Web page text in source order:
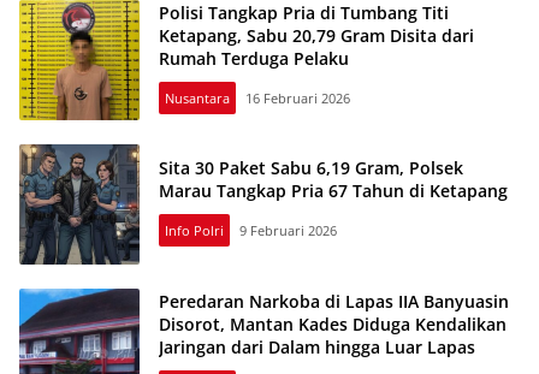
Polisi Tangkap Pria di Tumbang Titi
Ketapang, Sabu 20,79 Gram Disita dari
Rumah Terduga Pelaku
Nusantara 16 Februari 2026
Sita 30 Paket Sabu 6,19 Gram, Polsek
Marau Tangkap Pria 67 Tahun di Ketapang
Info Polri 9 Februari 2026
Peredaran Narkoba di Lapas IIA Banyuasin
Disorot, Mantan Kades Diduga Kendalikan
Jaringan dari Dalam hingga Luar Lapas